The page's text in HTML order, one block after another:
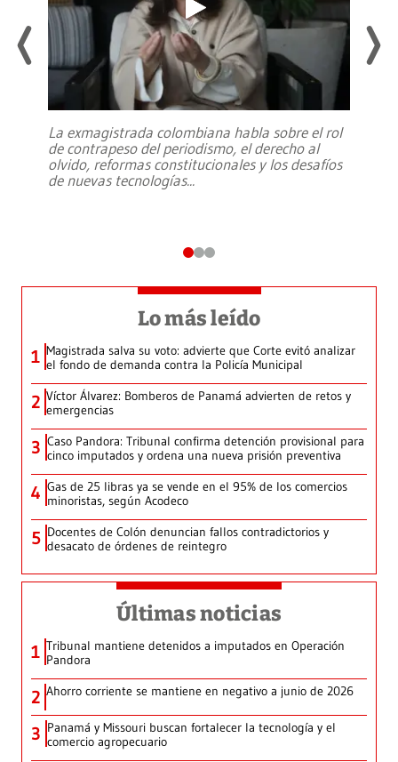
La exmagistrada colombiana habla sobre el rol
de contrapeso del periodismo, el derecho al
olvido, reformas constitucionales y los desafíos
de nuevas tecnologías...
Lo más leído
1 Magistrada salva su voto: advierte que Corte evitó analizar
el fondo de demanda contra la Policía Municipal
2 Víctor Álvarez: Bomberos de Panamá advierten de retos y
emergencias
3 Caso Pandora: Tribunal confirma detención provisional para
cinco imputados y ordena una nueva prisión preventiva
4 Gas de 25 libras ya se vende en el 95% de los comercios
minoristas, según Acodeco
5 Docentes de Colón denuncian fallos contradictorios y
desacato de órdenes de reintegro
Últimas noticias
1 Tribunal mantiene detenidos a imputados en Operación
Pandora
2 Ahorro corriente se mantiene en negativo a junio de 2026
3 Panamá y Missouri buscan fortalecer la tecnología y el
comercio agropecuario